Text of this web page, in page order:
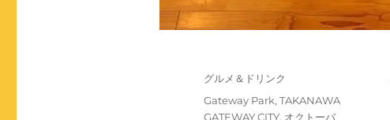
投
日:
カ
グルメ＆ドリンク
タ
グ
Gateway Park, TAKANAWA
GATEWAY CITY, オクトーバ